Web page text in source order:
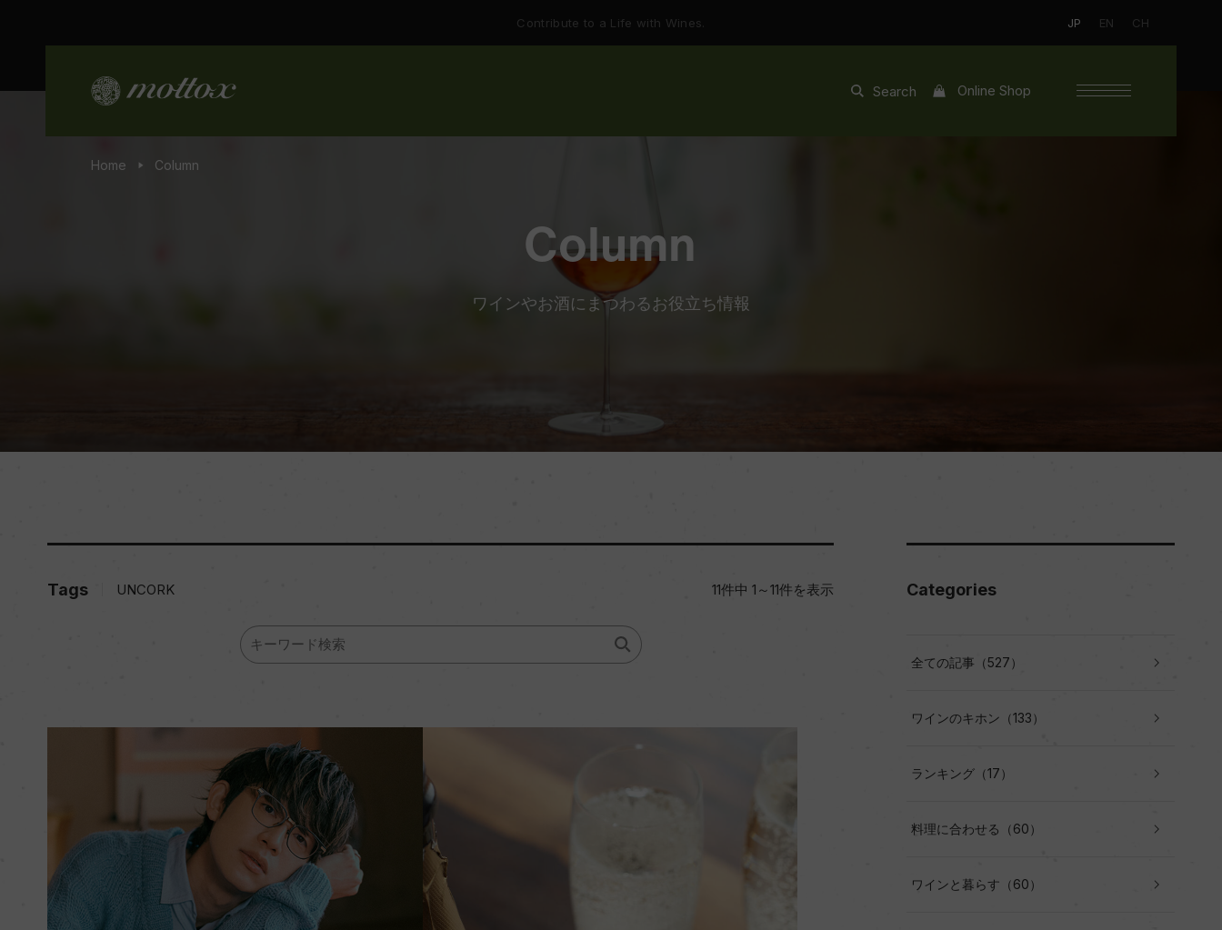
Contribute to a Life with Wines. JP EN CH
Search Online Shop
Column
ワインやお酒にまつわるお役立ち情報
Home Column
Tags UNCORK 11件中 1～11件を表示 Categories
全ての記事（527）
ワインのキホン（133）
ランキング（17）
料理に合わせる（60）
ワインと暮らす（60）